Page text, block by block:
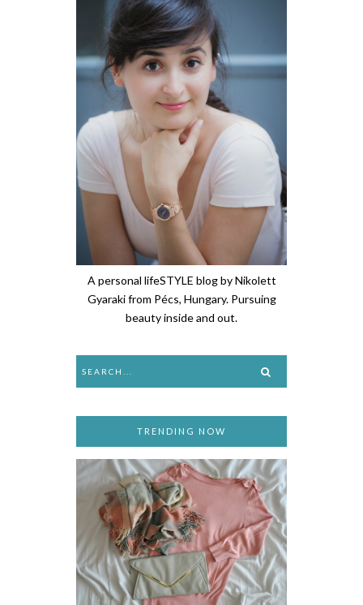
A personal lifeSTYLE blog by Nikolett
Gyaraki from Pécs, Hungary. Pursuing
beauty inside and out.
TRENDING NOW